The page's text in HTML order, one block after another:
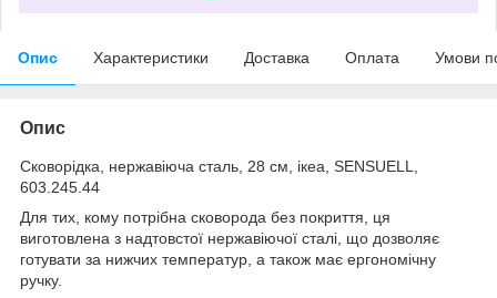
Опис Характеристики Доставка Оплата Умови
Опис
Сковорідка, нержавіюча сталь, 28 см, ікеа, SENSUELL,
603.245.44
Для тих, кому потрібна сковорода без покриття, ця
виготовлена ​​з надтовстої нержавіючої сталі, що дозволяє
готувати за нижчих температур, а також має ергономічну
ручку.